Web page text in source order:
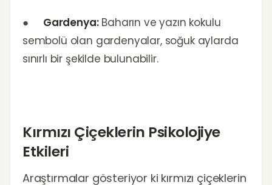
● Gardenya:Baharın ve yazın kokulu
sembolü olan gardenyalar, soğuk aylarda
sınırlı bir şekilde bulunabilir.
Kırmızı Çiçeklerin Psikolojiye
Etkileri
Araştırmalar gösteriyor ki kırmızı çiçeklerin